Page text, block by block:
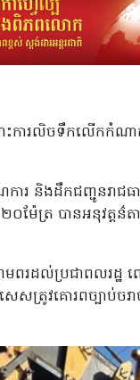
ារលិចទឹកលើកកំណា
រ និងដឹកជញ្ជូនរាជធា
ម៉ែត្រ បានអនុវត្តន៌
ល់ប្រជាពលរដ្ឋ ពេល
សត្រូវគោរពច្បាប់ចរ